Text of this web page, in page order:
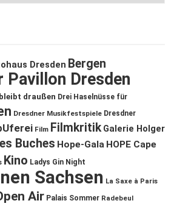
Dresden Bergen
Pavillon Dresden
draußen Drei Haselnüsse für
Dresdner Musikfestspiele Dresdner
Film Filmkritik Galerie Holger
Buches Hope-Gala HOPE Cape
Kino Ladys Gin Night
Sachsen La Saxe à Paris
Air Palais Sommer Radebeul